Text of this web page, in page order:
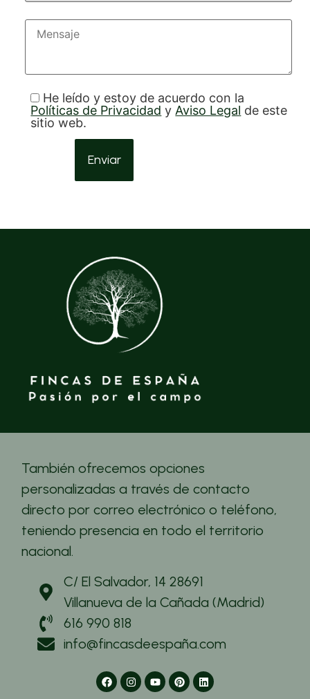
He leído y estoy de acuerdo con la
Políticas de Privacidad y Aviso Legal de este
sitio web.
También ofrecemos opciones
personalizadas a través de contacto
directo por correo electrónico o teléfono,
teniendo presencia en todo el territorio
nacional.
C/ El Salvador, 14 28691
Villanueva de la Cañada (Madrid)
616 990 818
info@fincasdeespaña.com